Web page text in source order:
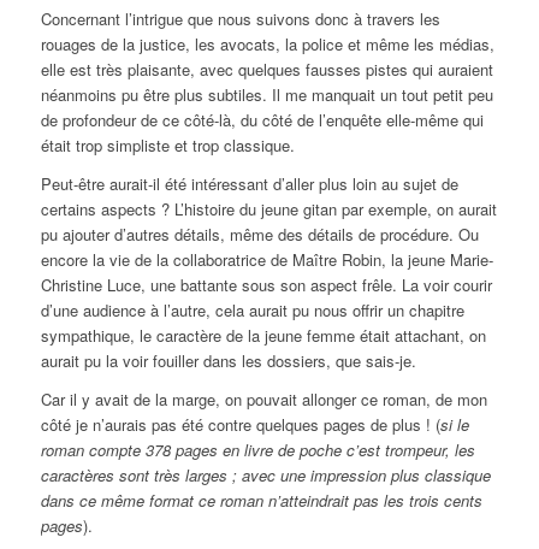
Concernant l’intrigue que nous suivons donc à travers les
rouages de la justice, les avocats, la police et même les médias,
elle est très plaisante, avec quelques fausses pistes qui auraient
néanmoins pu être plus subtiles. Il me manquait un tout petit peu
de profondeur de ce côté-là, du côté de l’enquête elle-même qui
était trop simpliste et trop classique.
Peut-être aurait-il été intéressant d’aller plus loin au sujet de
certains aspects ? L’histoire du jeune gitan par exemple, on aurait
pu ajouter d’autres détails, même des détails de procédure. Ou
encore la vie de la collaboratrice de Maître Robin, la jeune Marie-
Christine Luce, une battante sous son aspect frêle. La voir courir
d’une audience à l’autre, cela aurait pu nous offrir un chapitre
sympathique, le caractère de la jeune femme était attachant, on
aurait pu la voir fouiller dans les dossiers, que sais-je.
Car il y avait de la marge, on pouvait allonger ce roman, de mon
côté je n’aurais pas été contre quelques pages de plus ! (si le
roman compte 378 pages en livre de poche c’est trompeur, les
caractères sont très larges ; avec une impression plus classique
dans ce même format ce roman n’atteindrait pas les trois cents
pages).